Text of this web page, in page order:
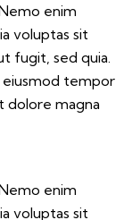
enim
voluptas sit
fugit, sed quia.
eiusmod tempor
dolore magna
enim
voluptas sit